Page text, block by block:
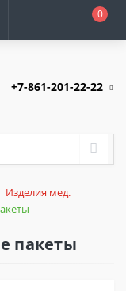
0
+7-861-201-22-22
Изделия мед.
пакеты